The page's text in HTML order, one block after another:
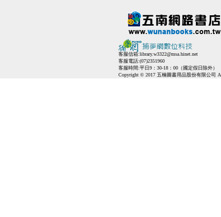
客服信箱:library.w3322@msa.hinet.net
客服電話:(07)2351960
客服時間:平日9：30-18：00（國定假日除外）
Copyright © 2017 五楠圖書用品股份有限公司